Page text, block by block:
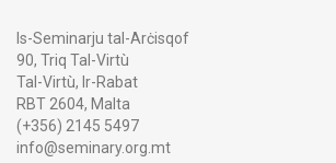
Is-Seminarju tal-Arċisqof
90, Triq Tal-Virtù
Tal-Virtù, Ir-Rabat
RBT 2604, Malta
(+356) 2145 5497
info@seminary.org.mt